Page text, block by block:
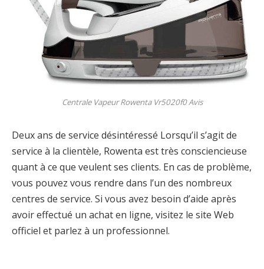
Centrale Vapeur Rowenta Vr5020f0 Avis
Deux ans de service désintéressé Lorsqu’il s’agit de
service à la clientèle, Rowenta est très consciencieuse
quant à ce que veulent ses clients. En cas de problème,
vous pouvez vous rendre dans l’un des nombreux
centres de service. Si vous avez besoin d’aide après
avoir effectué un achat en ligne, visitez le site Web
officiel et parlez à un professionnel.